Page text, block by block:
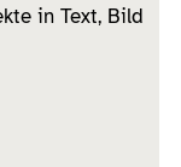
in Text, Bild